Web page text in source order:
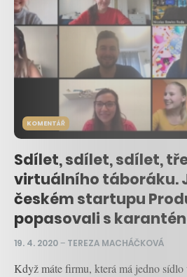
KOMENTÁŘ
Sdílet, sdílet, sdílet,
virtuálního táboráku.
českém startupu
popasovali s
19. 4. 2020– TEREZA MACHÁČKOVÁ
Když máte firmu, která má jedno sídlo